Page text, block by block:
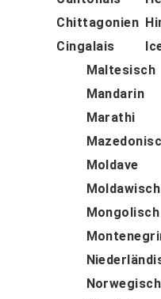
Chittagonien
Cingalais
Maltesisch
Mandarin
Marathi
Moldave
Moldawisch
Mongolisch
Norwegisch